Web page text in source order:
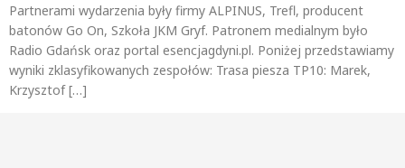
Partnerami wydarzenia były firmy ALPINUS, Trefl, producent
batonów Go On, Szkoła JKM Gryf. Patronem medialnym było
Radio Gdańsk oraz portal esencjagdyni.pl. Poniżej przedstawiamy
wyniki zklasyfikowanych zespołów: Trasa piesza TP10: Marek,
Krzysztof […]